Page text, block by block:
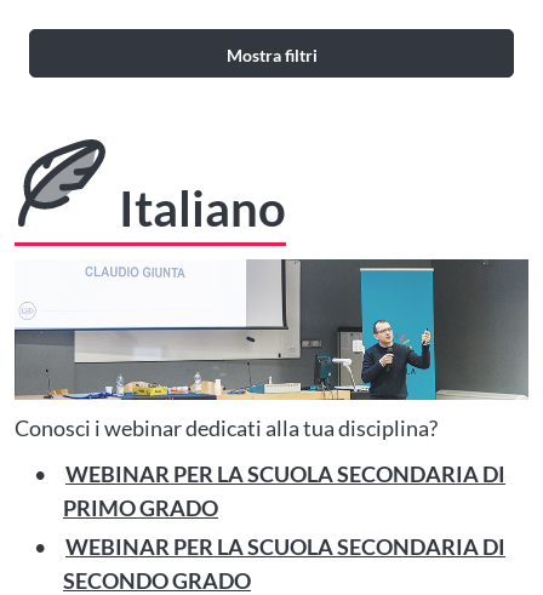
Mostra filtri
Italiano
Conosci i webinar dedicati alla tua disciplina?
WEBINAR PER LA SCUOLA SECONDARIA DI
PRIMO GRADO
WEBINAR PER LA SCUOLA SECONDARIA DI
SECONDO GRADO